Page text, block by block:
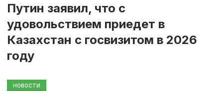
Путин заявил, что с
удовольствием приедет в
Казахстан с госвизитом в 2026
году
НОВОСТИ